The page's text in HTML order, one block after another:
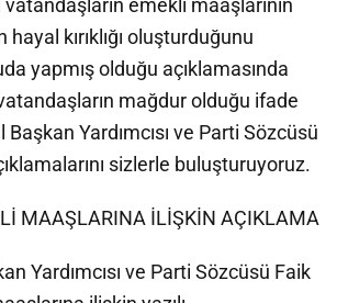
vatandaşların emekli maaşlarının
hayal kırıklığı oluşturduğunu
yapmış olduğu açıklamasında
mağdur olduğu ifade
Yardımcısı ve Parti Sözcüsü
sizlerle buluşturuyoruz.
MAAŞLARINA İLİŞKİN AÇIKLAMA
Yardımcısı ve Parti Sözcüsü Faik